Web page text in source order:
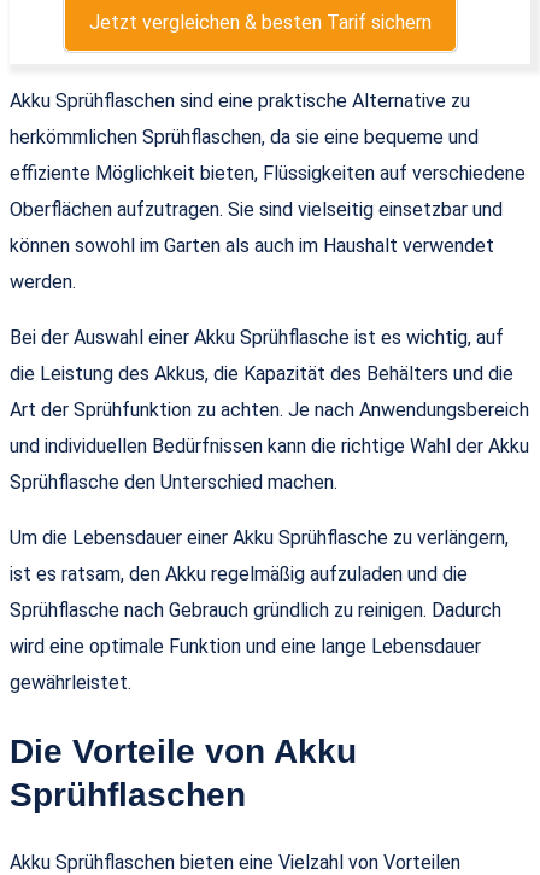
Jetzt vergleichen & besten Tarif sichern
Akku Sprühflaschen sind eine praktische Alternative zu
herkömmlichen Sprühflaschen, da sie eine bequeme und
effiziente Möglichkeit bieten, Flüssigkeiten auf verschiedene
Oberflächen aufzutragen. Sie sind vielseitig einsetzbar und
können sowohl im Garten als auch im Haushalt verwendet
werden.
Bei der Auswahl einer Akku Sprühflasche ist es wichtig, auf
die Leistung des Akkus, die Kapazität des Behälters und die
Art der Sprühfunktion zu achten. Je nach Anwendungsbereich
und individuellen Bedürfnissen kann die richtige Wahl der Akku
Sprühflasche den Unterschied machen.
Um die Lebensdauer einer Akku Sprühflasche zu verlängern,
ist es ratsam, den Akku regelmäßig aufzuladen und die
Sprühflasche nach Gebrauch gründlich zu reinigen. Dadurch
wird eine optimale Funktion und eine lange Lebensdauer
gewährleistet.
Die Vorteile von Akku
Sprühflaschen
Akku Sprühflaschen bieten eine Vielzahl von Vorteilen